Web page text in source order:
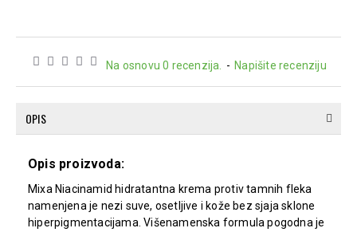
Na osnovu 0 recenzija. - Napišite recenziju
OPIS
Opis proizvoda:
Mixa Niacinamid hidratantna krema protiv tamnih fleka
namenjena je nezi suve, osetljive i kože bez sjaja sklone
hiperpigmentacijama. Višenamenska formula pogodna je